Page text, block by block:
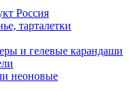
Россия
тарталетки
и гелевые карандаши
неоновые